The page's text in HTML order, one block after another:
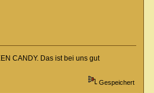
CANDY. Das ist bei uns gut
Gespeichert